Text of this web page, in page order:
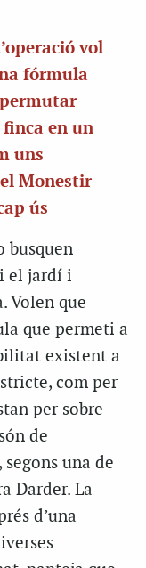
vol
fórmula
en un
uns
Monestir
ús
busquen
el jardí i
Volen que
que permeti a
existent a
com per
per sobre
de
una de
Darder. La
d’una